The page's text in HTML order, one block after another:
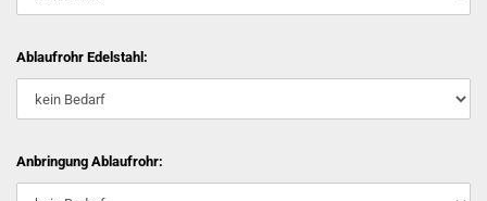
Ablaufrohr Edelstahl:
Anbringung Ablaufrohr: